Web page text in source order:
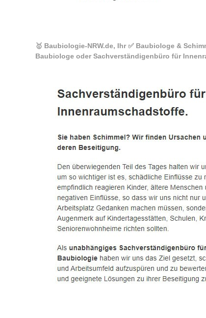
🥇 Baubiologie-NRW.de, Ihr ✅ Baubiologe &
Baubiologe oder Sachverständigenbüro für